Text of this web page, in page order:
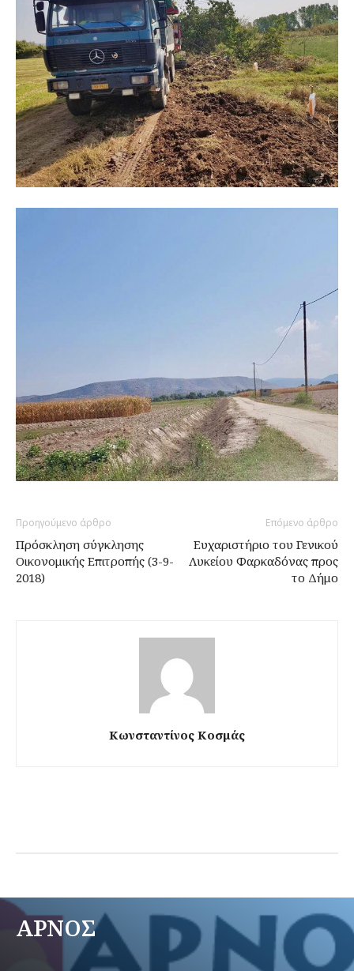
Προηγούμενο άρθρο
Πρόσκληση σύγκλησης
Οικονομικής Επιτροπής (3-9-
2018)
Επόμενο άρθρο
Ευχαριστήριο του Γενικού
Λυκείου Φαρκαδόνας προς
το Δήμο
Κωνσταντίνος Κοσμάς
ΑΡΝΟΣ